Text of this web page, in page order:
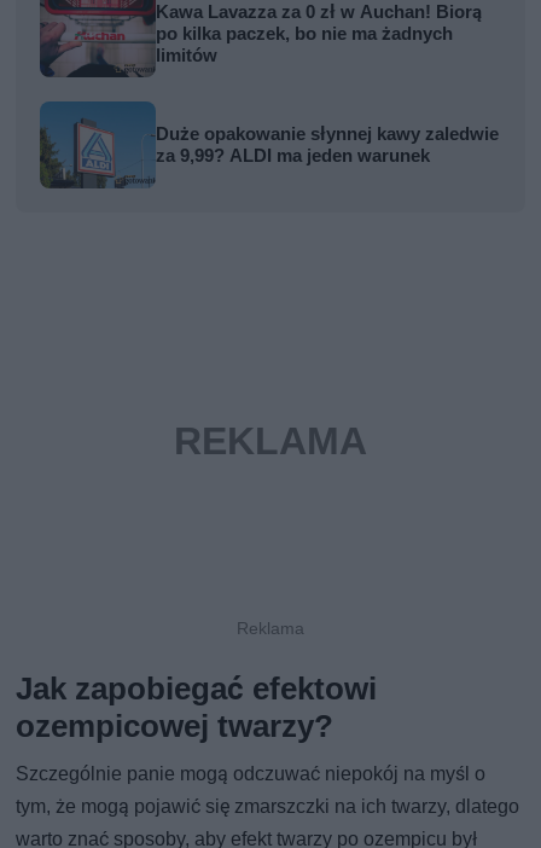
Kawa Lavazza za 0 zł w Auchan! Biorą
po kilka paczek, bo nie ma żadnych
limitów
Duże opakowanie słynnej kawy zaledwie
za 9,99? ALDI ma jeden warunek
Jak zapobiegać efektowi
ozempicowej twarzy?
Szczególnie panie mogą odczuwać niepokój na myśl o
tym, że mogą pojawić się zmarszczki na ich twarzy, dlatego
warto znać sposoby, aby efekt twarzy po ozempicu był